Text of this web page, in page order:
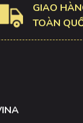
GIAO
TOÀN